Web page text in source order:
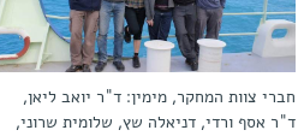
חברי צוות המחקר, מימין: ד"ר יואב ליאן,
ד"ר אסף ורדי, דניאלה שץ, שלומית שרוני,